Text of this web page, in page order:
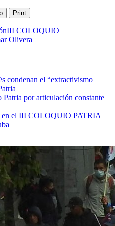
Print
III COLOQUIO
Olivera
condenan el “extractivismo
por articulación constante
en el III COLOQUIO PATRIA